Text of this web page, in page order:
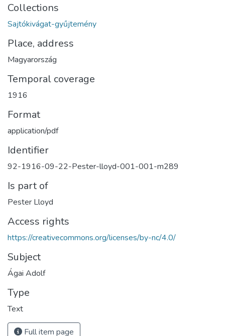
Collections
Sajtókivágat-gyűjtemény
Place, address
Magyarország
Temporal coverage
1916
Format
application/pdf
Identifier
92-1916-09-22-Pester-lloyd-001-001-m289
Is part of
Pester Lloyd
Access rights
https://creativecommons.org/licenses/by-nc/4.0/
Subject
Ágai Adolf
Type
Text
Full item page